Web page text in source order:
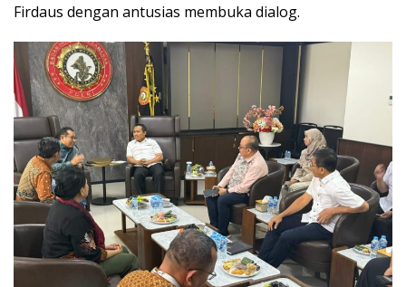
Firdaus dengan antusias membuka dialog.